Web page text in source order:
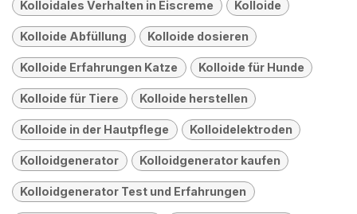
Kolloidales Verhalten in Eiscreme Kolloide
Kolloide Abfüllung Kolloide dosieren
Kolloide Erfahrungen Katze Kolloide für Hunde
Kolloide für Tiere Kolloide herstellen
Kolloide in der Hautpflege Kolloidelektroden
Kolloidgenerator Kolloidgenerator kaufen
Kolloidgenerator Test und Erfahrungen